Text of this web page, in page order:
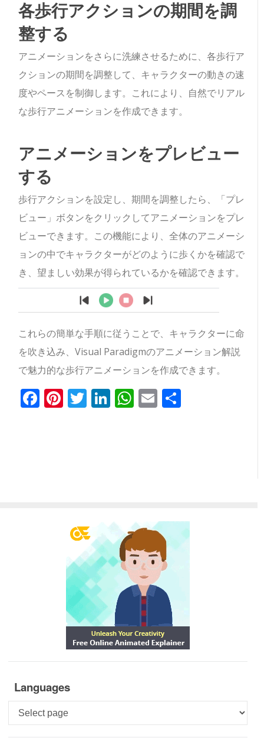
各歩行アクションの期間を調
整する
アニメーションをさらに洗練させるために、各歩行ア
クションの期間を調整して、キャラクターの動きの速
度やペースを制御します。これにより、自然でリアル
な歩行アニメーションを作成できます。
アニメーションをプレビュー
する
歩行アクションを設定し、期間を調整したら、「プレ
ビュー」ボタンをクリックしてアニメーションをプレ
ビューできます。この機能により、全体のアニメーシ
ョンの中でキャラクターがどのように歩くかを確認で
き、望ましい効果が得られているかを確認できます。
これらの簡単な手順に従うことで、キャラクターに命
を吹き込み、Visual Paradigmのアニメーション解説
で魅力的な歩行アニメーションを作成できます。
Facebook
Pinterest
Twitter
LinkedIn
WhatsApp
Email
Languages
Languages